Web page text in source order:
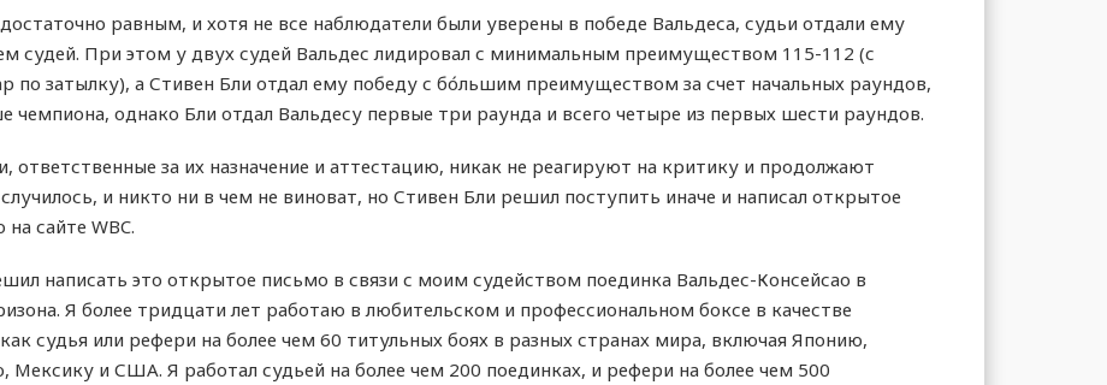
равным, и хотя не все наблюдатели были уверены в победе Вальдеса, судьи отдали ему
судей. При этом у двух судей Вальдес лидировал с минимальным преимуществом 115-112 (с
по затылку), а Стивен Бли отдал ему победу с бо́льшим преимуществом за счет начальных раундов,
чемпиона, однако Бли отдал Вальдесу первые три раунда и всего четыре из первых шести раундов.
за их назначение и аттестацию, никак не реагируют на критику и продолжают
и никто ни в чем не виноват, но Стивен Бли решил поступить иначе и написал открытое
сайте WBC.
написать это открытое письмо в связи с моим судейством поединка Вальдес-Консейсао в
Я более тридцати лет работаю в любительском и профессиональном боксе в качестве
судья или рефери на более чем 60 титульных боях в разных странах мира, включая Японию,
Мексику и США. Я работал судьей на более чем 200 поединках, и рефери на более чем 500